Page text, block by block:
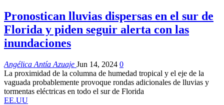
Pronostican lluvias dispersas en el sur de
Florida y piden seguir alerta con las
inundaciones
Angélica Antía Azuaje Jun 14, 2024 0
La proximidad de la columna de humedad tropical y el eje de la
vaguada probablemente provoque rondas adicionales de lluvias y
tormentas eléctricas en todo el sur de Florida
EE.UU